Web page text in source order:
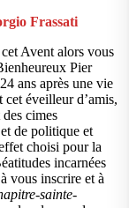
Frassati
Avent alors vous
Pier
ans après une vie
éveilleur d’amis,
cimes
de politique et
choisi pour la
incarnées
vous inscrire et à
sainte-